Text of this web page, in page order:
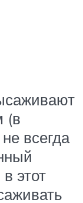
(в
всегда
этот